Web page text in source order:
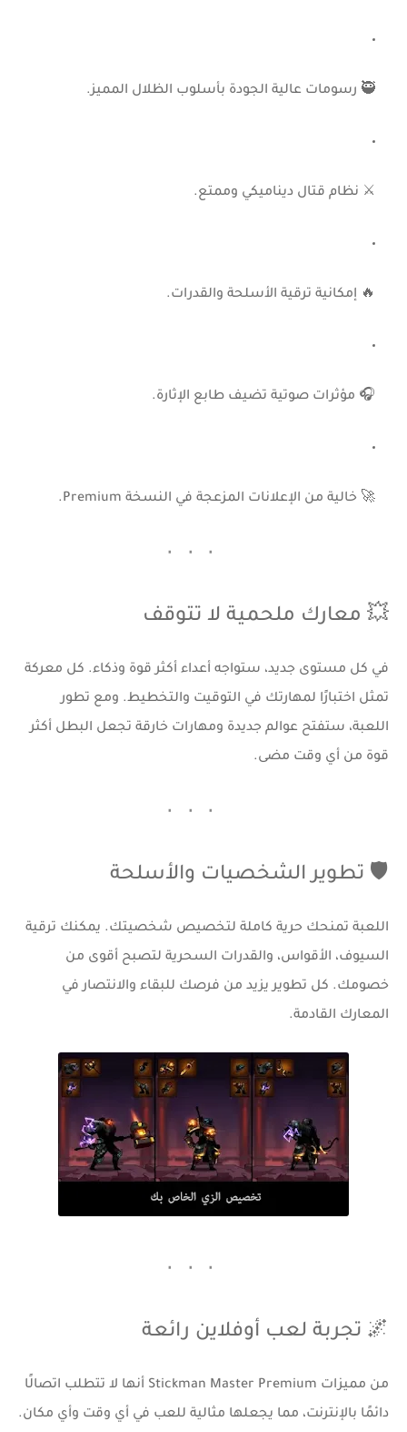
🥷 رسومات عالية الجودة بأسلوب الظلال المميز.
⚔️ نظام قتال ديناميكي وممتع.
🔥 إمكانية ترقية الأسلحة والقدرات.
🎧 مؤثرات صوتية تضيف طابع الإثارة.
🚀 خالية من الإعلانات المزعجة في النسخة Premium.
💥 معارك ملحمية لا تتوقف
في كل مستوى جديد، ستواجه أعداء أكثر قوة وذكاء. كل معركة
تمثل اختبارًا لمهارتك في التوقيت والتخطيط. ومع تطور
اللعبة، ستفتح عوالم جديدة ومهارات خارقة تجعل البطل أكثر
قوة من أي وقت مضى.
🛡️ تطوير الشخصيات والأسلحة
اللعبة تمنحك حرية كاملة لتخصيص شخصيتك. يمكنك ترقية
السيوف، الأقواس، والقدرات السحرية لتصبح أقوى من
خصومك. كل تطوير يزيد من فرصك للبقاء والانتصار في
المعارك القادمة.
🌌 تجربة لعب أوفلاين رائعة
من مميزات Stickman Master Premium أنها لا تتطلب اتصالًا
دائمًا بالإنترنت، مما يجعلها مثالية للعب في أي وقت وأي مكان.